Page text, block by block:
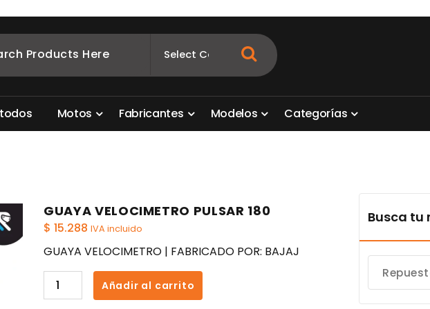
motos. Aquí está lo que necesitas
todos Motos Fabricantes Modelos Categorías
GUAYA VELOCIMETRO PULSAR 180
$ 15.288 IVA incluido
GUAYA VELOCIMETRO | FABRICADO POR: BAJAJ
GUAYA
VELOCIMETRO
Añadir al carrito
Busca tu